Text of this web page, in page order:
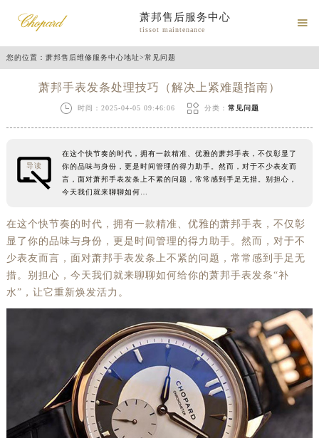
萧邦售后服务中心
tissot maintenance

您的位置： 萧邦售后维修服务中心地址>常见问题
萧邦手表发条处理技巧（解决上紧难题指南）
 时间：2025-04-05 09:46:06  分类： 常见问题
导读
在这个快节奏的时代，拥有一款精准、优雅的萧邦手表，不仅彰显了
你的品味与身份，更是时间管理的得力助手。然而，对于不少表友而
言，面对萧邦手表发条上不紧的问题，常常感到手足无措。别担心，
今天我们就来聊聊如何…
在这个快节奏的时代，拥有一款精准、优雅的萧邦手表，不仅彰
显了你的品味与身份，更是时间管理的得力助手。然而，对于不
少表友而言，面对萧邦手表发条上不紧的问题，常常感到手足无
措。别担心，今天我们就来聊聊如何给你的萧邦手表发条“补
水”，让它重新焕发活力。